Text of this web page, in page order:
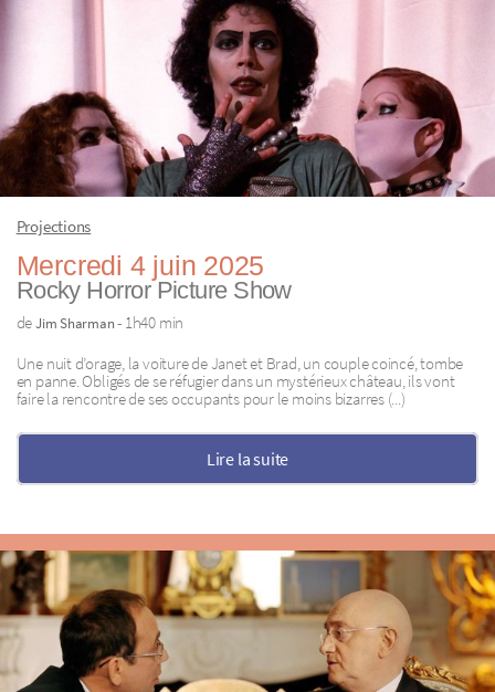
Projections
Mercredi 4 juin 2025
Rocky Horror Picture Show
deJim Sharman- 1h40 min
Une nuit d’orage, la voiture de Janet et Brad, un couple coincé, tombe
en panne. Obligés de se réfugier dans un mystérieux château, ils vont
faire la rencontre de ses occupants pour le moins bizarres (...)
Lire la suite